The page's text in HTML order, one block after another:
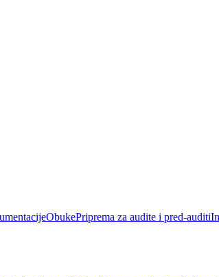
ObukePriprema za audite i pred-auditi